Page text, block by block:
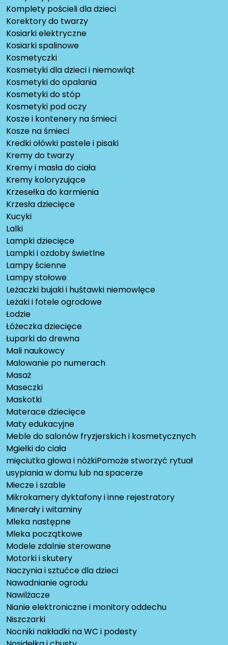
Komplety pościeli dla dzieci
Korektory do twarzy
Kosiarki elektryczne
Kosiarki spalinowe
Kosmetyczki
Kosmetyki dla dzieci i niemowląt
Kosmetyki do opalania
Kosmetyki do stóp
Kosmetyki pod oczy
Kosze i kontenery na śmieci
Kosze na śmieci
Kredki ołówki pastele i pisaki
Kremy do twarzy
Kremy i masła do ciała
Kremy koloryzujące
Krzesełka do karmienia
Krzesła dziecięce
Kucyki
Lalki
Lampki dziecięce
Lampki i ozdoby świetlne
Lampy ścienne
Lampy stołowe
Leżaczki bujaki i huśtawki niemowlęce
Leżaki i fotele ogrodowe
Łodzie
Łóżeczka dziecięce
Łuparki do drewna
Mali naukowcy
Malowanie po numerach
Masaż
Maseczki
Maskotki
Materace dziecięce
Maty edukacyjne
Meble do salonów fryzjerskich i kosmetycznych
Mgiełki do ciała
mięciutka głowa i nóżkiPomoże stworzyć rytuał
usypiania w domu lub na spacerze
Miecze i szable
Mikrokamery dyktafony i inne rejestratory
Minerały i witaminy
Mleka następne
Mleka początkowe
Modele zdalnie sterowane
Motorki i skutery
Naczynia i sztućce dla dzieci
Nawadnianie ogrodu
Nawilżacze
Nianie elektroniczne i monitory oddechu
Niszczarki
Nocniki nakładki na WC i podesty